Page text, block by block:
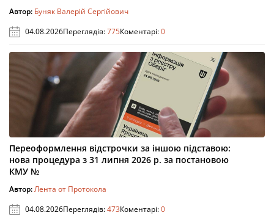
Автор: Буняк Валерій Сергійович
04.08.2026Переглядів:775Коментарі:0
Переоформлення відстрочки за іншою підставою:
нова процедура з 31 липня 2026 р. за постановою
КМУ №
Автор:Лента от Протокола
04.08.2026Переглядів:473Коментарі:0